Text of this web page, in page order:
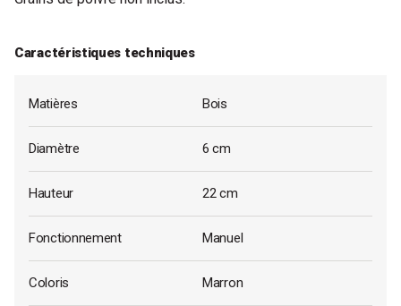
Caractéristiques techniques
Matières Bois
Diamètre 6 cm
Hauteur 22 cm
Fonctionnement Manuel
Coloris Marron